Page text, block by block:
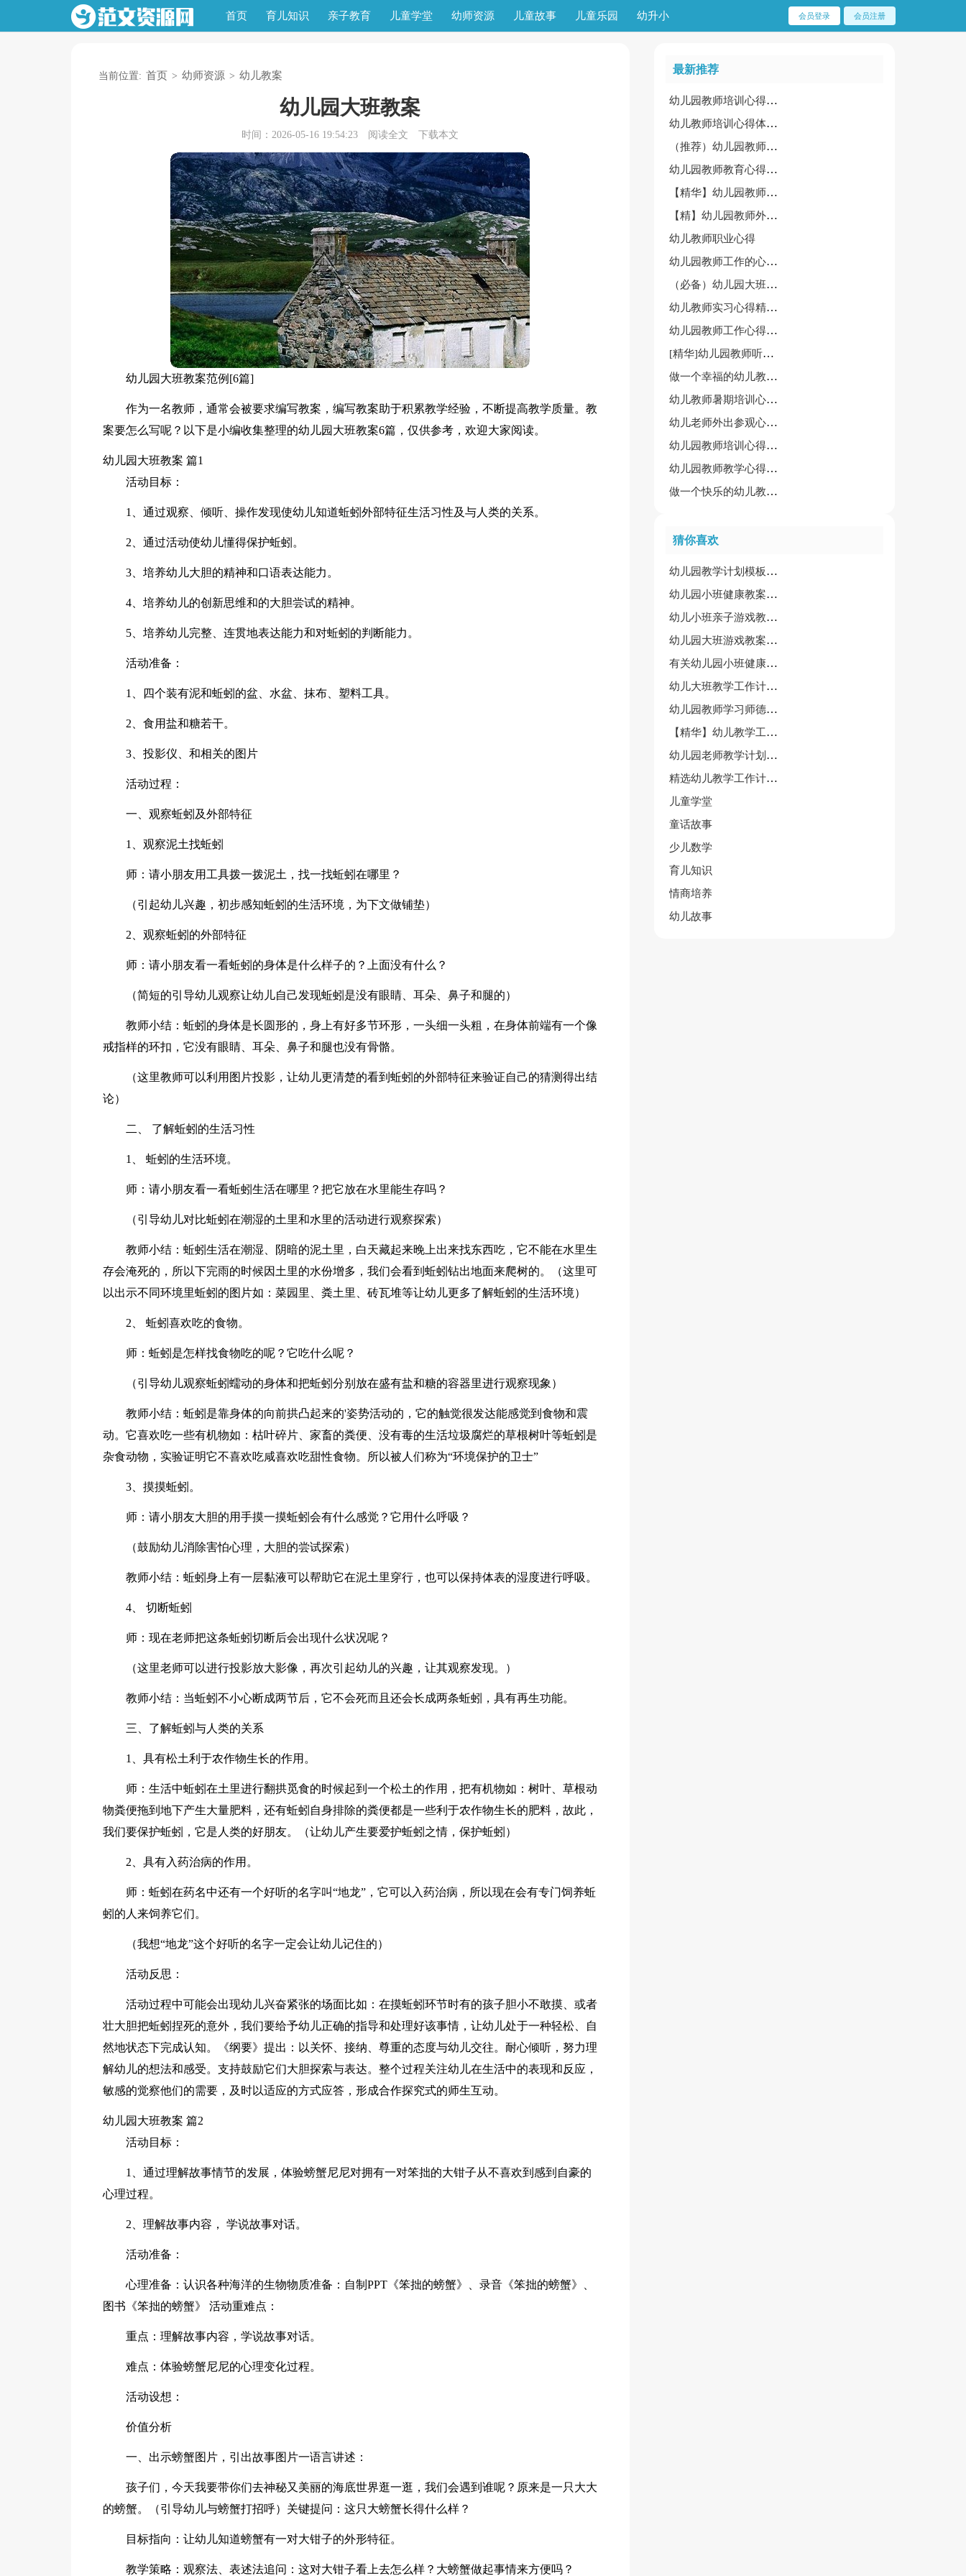
首页 育儿知识 亲子教育 儿童学堂 幼师资源 儿童故事 儿童乐园 幼升小 会员登录 会员注册
当前位置: 首页 > 幼师资源 > 幼儿教案
幼儿园大班教案
时间：2026-05-16 19:54:23 阅读全文 下载本文
幼儿园大班教案范例[6篇]
作为一名教师，通常会被要求编写教案，编写教案助于积累教学经验，不断提高教学质量。教
案要怎么写呢？以下是小编收集整理的幼儿园大班教案6篇，仅供参考，欢迎大家阅读。
幼儿园大班教案 篇1
活动目标：
1、通过观察、倾听、操作发现使幼儿知道蚯蚓外部特征生活习性及与人类的关系。
2、通过活动使幼儿懂得保护蚯蚓。
3、培养幼儿大胆的精神和口语表达能力。
4、培养幼儿的创新思维和的大胆尝试的精神。
5、培养幼儿完整、连贯地表达能力和对蚯蚓的判断能力。
活动准备：
1、四个装有泥和蚯蚓的盆、水盆、抹布、塑料工具。
2、食用盐和糖若干。
3、投影仪、和相关的图片
活动过程：
一、观察蚯蚓及外部特征
1、观察泥土找蚯蚓
师：请小朋友用工具拨一拨泥土，找一找蚯蚓在哪里？
（引起幼儿兴趣，初步感知蚯蚓的生活环境，为下文做铺垫）
2、观察蚯蚓的外部特征
师：请小朋友看一看蚯蚓的身体是什么样子的？上面没有什么？
（简短的引导幼儿观察让幼儿自己发现蚯蚓是没有眼睛、耳朵、鼻子和腿的）
教师小结：蚯蚓的身体是长圆形的，身上有好多节环形，一头细一头粗，在身体前端有一个像
戒指样的环扣，它没有眼睛、耳朵、鼻子和腿也没有骨骼。
（这里教师可以利用图片投影，让幼儿更清楚的看到蚯蚓的外部特征来验证自己的猜测得出结
论）
二、 了解蚯蚓的生活习性
1、 蚯蚓的生活环境。
师：请小朋友看一看蚯蚓生活在哪里？把它放在水里能生存吗？
（引导幼儿对比蚯蚓在潮湿的土里和水里的活动进行观察探索）
教师小结：蚯蚓生活在潮湿、阴暗的泥土里，白天藏起来晚上出来找东西吃，它不能在水里生
存会淹死的，所以下完雨的时候因土里的水份增多，我们会看到蚯蚓钻出地面来爬树的。（这里可
以出示不同环境里蚯蚓的图片如：菜园里、粪土里、砖瓦堆等让幼儿更多了解蚯蚓的生活环境）
2、 蚯蚓喜欢吃的食物。
师：蚯蚓是怎样找食物吃的呢？它吃什么呢？
（引导幼儿观察蚯蚓蠕动的身体和把蚯蚓分别放在盛有盐和糖的容器里进行观察现象）
教师小结：蚯蚓是靠身体的向前拱凸起来的'姿势活动的，它的触觉很发达能感觉到食物和震
动。它喜欢吃一些有机物如：枯叶碎片、家畜的粪便、没有毒的生活垃圾腐烂的草根树叶等蚯蚓是
杂食动物，实验证明它不喜欢吃咸喜欢吃甜性食物。所以被人们称为“环境保护的卫士”
3、摸摸蚯蚓。
师：请小朋友大胆的用手摸一摸蚯蚓会有什么感觉？它用什么呼吸？
（鼓励幼儿消除害怕心理，大胆的尝试探索）
教师小结：蚯蚓身上有一层黏液可以帮助它在泥土里穿行，也可以保持体表的湿度进行呼吸。
4、 切断蚯蚓
师：现在老师把这条蚯蚓切断后会出现什么状况呢？
（这里老师可以进行投影放大影像，再次引起幼儿的兴趣，让其观察发现。）
教师小结：当蚯蚓不小心断成两节后，它不会死而且还会长成两条蚯蚓，具有再生功能。
三、了解蚯蚓与人类的关系
1、具有松土利于农作物生长的作用。
师：生活中蚯蚓在土里进行翻拱觅食的时候起到一个松土的作用，把有机物如：树叶、草根动
物粪便拖到地下产生大量肥料，还有蚯蚓自身排除的粪便都是一些利于农作物生长的肥料，故此，
我们要保护蚯蚓，它是人类的好朋友。（让幼儿产生要爱护蚯蚓之情，保护蚯蚓）
2、具有入药治病的作用。
师：蚯蚓在药名中还有一个好听的名字叫“地龙”，它可以入药治病，所以现在会有专门饲养蚯
蚓的人来饲养它们。
（我想“地龙”这个好听的名字一定会让幼儿记住的）
活动反思：
活动过程中可能会出现幼儿兴奋紧张的场面比如：在摸蚯蚓环节时有的孩子胆小不敢摸、或者
壮大胆把蚯蚓捏死的意外，我们要给予幼儿正确的指导和处理好该事情，让幼儿处于一种轻松、自
然地状态下完成认知。《纲要》提出：以关怀、接纳、尊重的态度与幼儿交往。耐心倾听，努力理
解幼儿的想法和感受。支持鼓励它们大胆探索与表达。整个过程关注幼儿在生活中的表现和反应，
敏感的觉察他们的需要，及时以适应的方式应答，形成合作探究式的师生互动。
幼儿园大班教案 篇2
活动目标：
1、通过理解故事情节的发展，体验螃蟹尼尼对拥有一对笨拙的大钳子从不喜欢到感到自豪的
心理过程。
2、理解故事内容， 学说故事对话。
活动准备：
心理准备：认识各种海洋的生物物质准备：自制PPT《笨拙的螃蟹》、录音《笨拙的螃蟹》、
图书《笨拙的螃蟹》 活动重难点：
重点：理解故事内容，学说故事对话。
难点：体验螃蟹尼尼的心理变化过程。
活动设想：
价值分析
一、出示螃蟹图片，引出故事图片一语言讲述：
孩子们，今天我要带你们去神秘又美丽的海底世界逛一逛，我们会遇到谁呢？原来是一只大大
的螃蟹。（引导幼儿与螃蟹打招呼）关键提问：这只大螃蟹长得什么样？
目标指向：让幼儿知道螃蟹有一对大钳子的外形特征。
教学策略：观察法、表述法追问：这对大钳子看上去怎么样？大螃蟹做起事情来方便吗？
最新推荐
幼儿园教师培训心得体会（优秀）
幼儿教师培训心得体会15篇[荐]
（推荐）幼儿园教师外出学习心得体会15篇
幼儿园教师教育心得[荐]
【精华】幼儿园教师工作心得体会15篇
【精】幼儿园教师外出学习心得体会
幼儿教师职业心得
幼儿园教师工作的心得体会
（必备）幼儿园大班教师心得
幼儿教师实习心得精简版
幼儿园教师工作心得体会
[精华]幼儿园教师听课评课心得4篇
做一个幸福的幼儿教师培训心得
幼儿教师暑期培训心得体会（锦集15篇）
幼儿老师外出参观心得体会(必备)
幼儿园教师培训心得体会15篇(优选)
幼儿园教师教学心得体会必备【2篇】
做一个快乐的幼儿教师心得
猜你喜欢
幼儿园教学计划模板四篇
幼儿园小班健康教案范文13篇
幼儿小班亲子游戏教案(15篇)
幼儿园大班游戏教案(15篇)
有关幼儿园小班健康教案(7篇)
幼儿大班教学工作计划范文（精选12篇）
幼儿园教师学习师德师风心得体会6篇
【精华】幼儿教学工作计划十篇
幼儿园老师教学计划通用11篇
精选幼儿教学工作计划范文十篇
儿童学堂
童话故事
少儿数学
育儿知识
情商培养
幼儿故事